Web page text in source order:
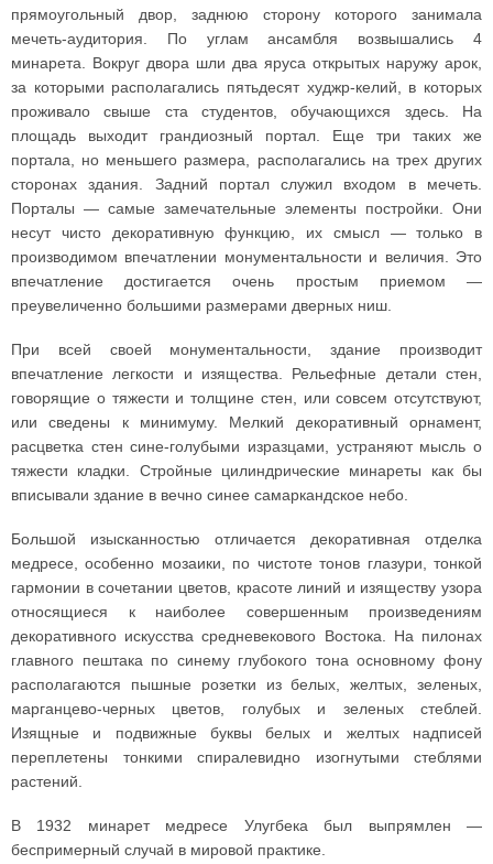
прямоугольный двор, заднюю сторону которого занимала
мечеть-аудитория. По углам ансамбля возвышались 4
минарета. Вокруг двора шли два яруса открытых наружу арок,
за которыми располагались пятьдесят худжр-келий, в которых
проживало свыше ста студентов, обучающихся здесь. На
площадь выходит грандиозный портал. Еще три таких же
портала, но меньшего размера, располагались на трех других
сторонах здания. Задний портал служил входом в мечеть.
Порталы — самые замечательные элементы постройки. Они
несут чисто декоративную функцию, их смысл — только в
производимом впечатлении монументальности и величия. Это
впечатление достигается очень простым приемом —
преувеличенно большими размерами дверных ниш.
При всей своей монументальности, здание производит
впечатление легкости и изящества. Рельефные детали стен,
говорящие о тяжести и толщине стен, или совсем отсутствуют,
или сведены к минимуму. Мелкий декоративный орнамент,
расцветка стен сине-голубыми изразцами, устраняют мысль о
тяжести кладки. Стройные цилиндрические минареты как бы
вписывали здание в вечно синее самаркандское небо.
Большой изысканностью отличается декоративная отделка
медресе, особенно мозаики, по чистоте тонов глазури, тонкой
гармонии в сочетании цветов, красоте линий и изяществу узора
относящиеся к наиболее совершенным произведениям
декоративного искусства средневекового Востока. На пилонах
главного пештака по синему глубокого тона основному фону
располагаются пышные розетки из белых, желтых, зеленых,
марганцево-черных цветов, голубых и зеленых стеблей.
Изящные и подвижные буквы белых и желтых надписей
переплетены тонкими спиралевидно изогнутыми стеблями
растений.
В 1932 минарет медресе Улугбека был выпрямлен —
беспримерный случай в мировой практике.